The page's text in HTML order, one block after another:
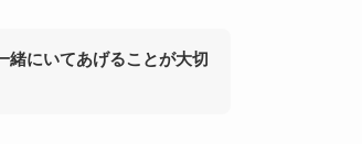
緒にいてあげることが大切